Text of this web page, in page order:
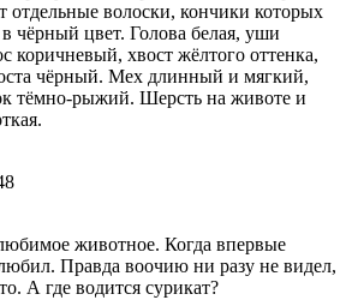
отдельные волоски, кончики которых
чёрный цвет. Голова белая, уши
коричневый, хвост жёлтого оттенка,
чёрный. Мех длинный и мягкий,
тёмно-рыжий. Шерсть на животе и
животное. Когда впервые
Правда воочию ни разу не видел,
А где водится сурикат?